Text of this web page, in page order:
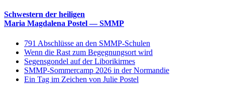
Schwestern der heiligen
Maria Magdalena Postel — SMMP
791 Abschlüsse an den SMMP-Schulen
Wenn die Rast zum Begegnungsort wird
Segensgondel auf der Liborikirmes
SMMP-Sommercamp 2026 in der Normandie
Ein Tag im Zeichen von Julie Postel